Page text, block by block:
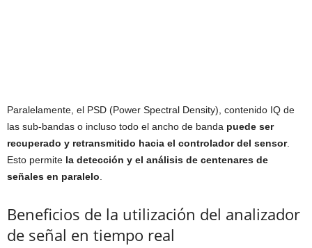
Paralelamente, el PSD (Power Spectral Density), contenido IQ de
las sub-bandas o incluso todo el ancho de banda puede ser
recuperado y retransmitido hacia el controlador del sensor.
Esto permite la detección y el análisis de centenares de
señales en paralelo
Beneficios de la utilización del analizador
de señal en tiempo real